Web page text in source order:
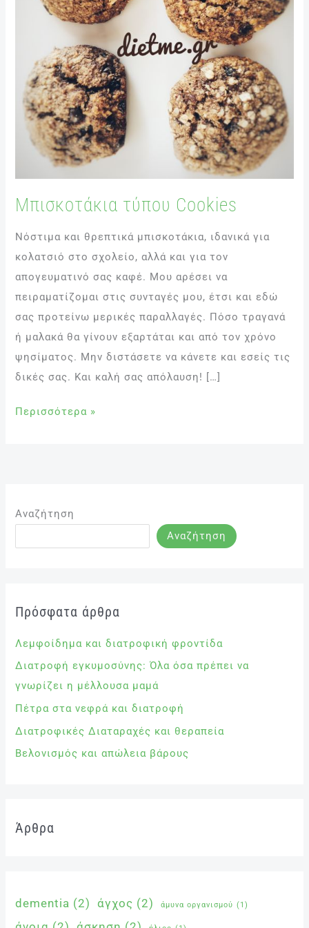
Μπισκοτάκια τύπου Cookies
Νόστιμα και θρεπτικά μπισκοτάκια, ιδανικά για
κολατσιό στο σχολείο, αλλά και για τον
απογευματινό σας καφέ. Μου αρέσει να
πειραματίζομαι στις συνταγές μου, έτσι και εδώ
σας προτείνω μερικές παραλλαγές. Πόσο τραγανά
ή μαλακά θα γίνουν εξαρτάται και από τον χρόνο
ψησίματος. Μην διστάσετε να κάνετε και εσείς τις
δικές σας. Και καλή σας απόλαυση! […]
Περισσότερα »
Αναζήτηση
Αναζήτηση
Πρόσφατα άρθρα
Λεμφοίδημα και διατροφική φροντίδα
Διατροφή εγκυμοσύνης: Όλα όσα πρέπει να
γνωρίζει η μέλλουσα μαμά
Πέτρα στα νεφρά και διατροφή
Διατροφικές Διαταραχές και θεραπεία
Βελονισμός και απώλεια βάρους
Άρθρα
dementia (2) άγχος (2) άμυνα οργανισμού (1)